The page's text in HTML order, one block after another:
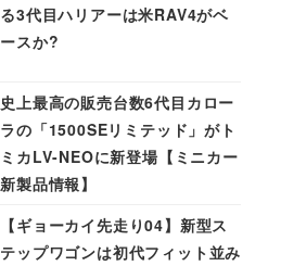
る3代目ハリアーは米RAV4がベ
ースか?
史上最高の販売台数6代目カロー
ラの「1500SEリミテッド」がト
ミカLV-NEOに新登場【ミニカー
新製品情報】
【ギョーカイ先走り04】新型ス
テップワゴンは初代フィット並み